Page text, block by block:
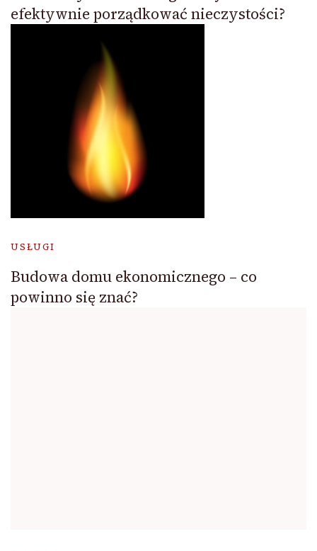
efektywnie porządkować nieczystości?
USŁUGI
Budowa domu ekonomicznego – co
powinno się znać?